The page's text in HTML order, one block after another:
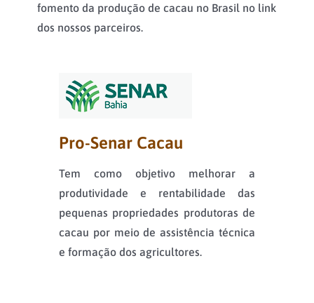
fomento da produção de cacau no Brasil no link
dos nossos parceiros.
Pro-Senar Cacau
Tem como objetivo melhorar a
produtividade e rentabilidade das
pequenas propriedades produtoras de
cacau por meio de assistência técnica
e formação dos agricultores.